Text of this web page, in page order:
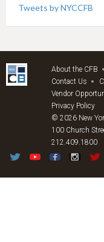
Tweets by NYCCFB
About the CFB
Contact Us
Vendor
Privacy Policy
© 2026 New
100 Church
212.409.1800